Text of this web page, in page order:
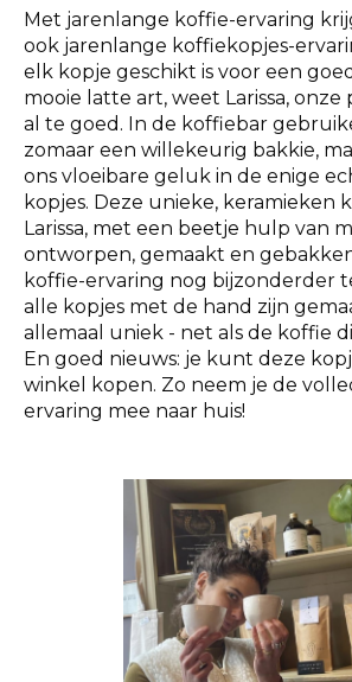
Met jarenlange koffie-ervaring
ook jarenlange koffiekopjes-
elk kopje geschikt is voor een
mooie latte art, weet Larissa, onze
al te goed. In de koffiebar
zomaar een willekeurig bakkie,
ons vloeibare geluk in de enige
kopjes. Deze unieke, keramieken
Larissa, met een beetje hulp van
ontworpen, gemaakt en
koffie-ervaring nog bijzonderder
alle kopjes met de hand zijn
allemaal uniek - net als de koffie
En goed nieuws: je kunt deze
winkel kopen. Zo neem je de
ervaring mee naar huis!